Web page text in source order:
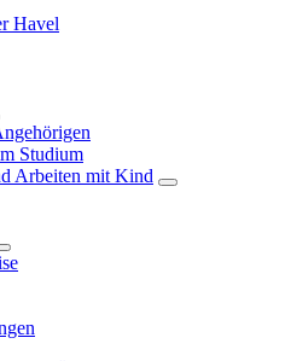
Havel
Studium
Arbeiten mit Kind